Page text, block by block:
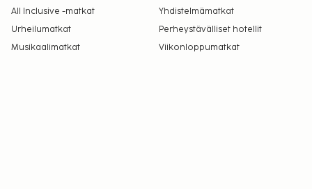
maksutavoilla.
Kontaktiton uloskirjautuminen on saatavilla.
All Inclusive -matkat
Yhdistelmämatkat
Urheilumatkat
Perheystävälliset hotellit
Musikaalimatkat
Viikonloppumatkat